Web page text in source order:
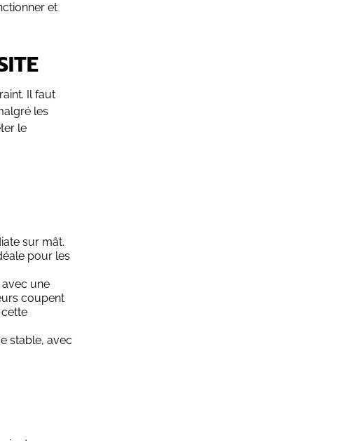
et
Il faut
les
le
sur mât.
pour les
une
coupent
stable, avec